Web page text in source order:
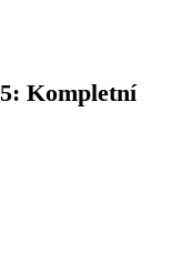
Kompletní